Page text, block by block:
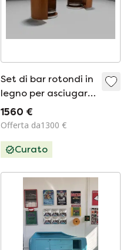
Set di bar rotondi in
legno per asciugare
i cibi di Mario Sabot,
Italia, anni &#39;70
1560 €
Offerta da1300 €
Curato